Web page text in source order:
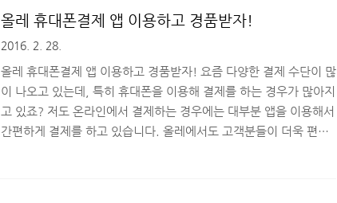
대처를 제대로 해야 한다는 의미로 사용되는 단어 뜻과 어울리는 콘
텐츠로 채워진 유용한 앱입니다. 위험한 순간을 대처하는 방법은 검
색을 통해 매번 알아볼 수는 있지만, 앱 하나로 쉽게 볼 수 있다면 사
용해볼만한 가치가 있겠죠?함께 살펴보시죠..
올레 휴대폰결제 앱 이용하고 경품받자!
2016. 2. 28.
올레 휴대폰결제 앱 이용하고 경품받자! 요즘 다양한 결제 수단이 많
이 나오고 있는데, 특히 휴대폰을 이용해 결제를 하는 경우가 많아지
고 있죠? 저도 온라인에서 결제하는 경우에는 대부분 앱을 이용해서
간편하게 결제를 하고 있습니다. 올레에서도 고객분들이 더욱 편리